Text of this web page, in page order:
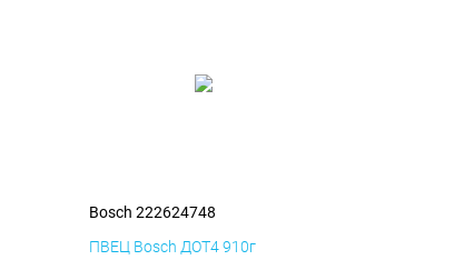
Bosch 222624748
ПВЕЦ Bosch ДОТ4 910г